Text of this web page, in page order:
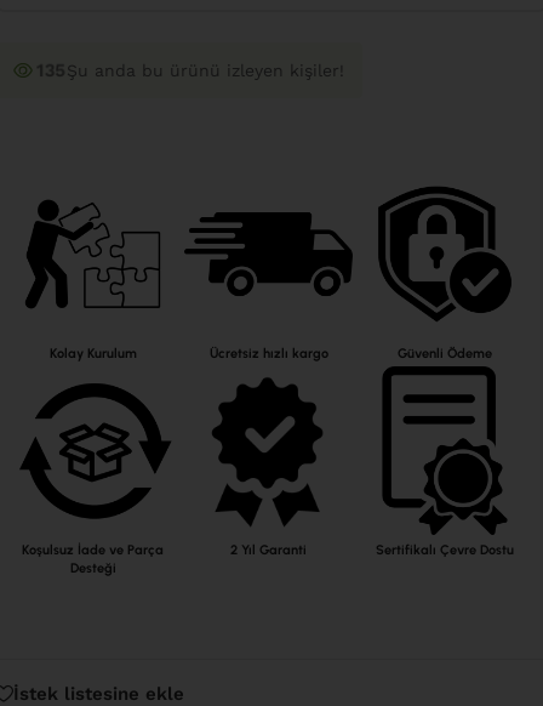
135 Şu anda bu ürünü izleyen kişiler!
Kolay Kurulum
Koşulsuz İade ve Parça
Desteği
Ücretsiz hızlı kargo
2 Yıl Garanti
Güvenli Ödeme
Sertifikalı Çevre Dostu
İstek listesine ekle